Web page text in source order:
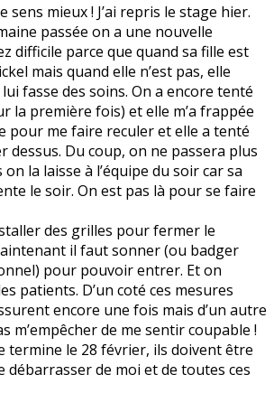
sens mieux ! J’ai repris le stage hier.
passée on a une nouvelle
difficile parce que quand sa fille est
mais quand elle n’est pas, elle
fasse des soins. On a encore tenté
la première fois) et elle m’a frappée
pour me faire reculer et elle a tenté
dessus. Du coup, on ne passera plus
la laisse à l’équipe du soir car sa
le soir. On est pas là pour se faire
des grilles pour fermer le
il faut sonner (ou badger
pour pouvoir entrer. Et on
patients. D’un coté ces mesures
encore une fois mais d’un autre
m’empêcher de me sentir coupable !
termine le 28 février, ils doivent être
débarrasser de moi et de toutes ces